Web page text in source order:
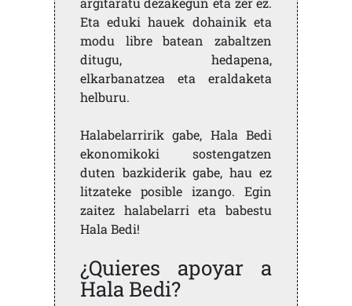
Eta eduki hauek dohainik eta
modu libre batean zabaltzen
ditugu, hedapena,
elkarbanatzea eta eraldaketa
helburu.
Halabelarririk gabe, Hala Bedi
ekonomikoki sostengatzen
duten bazkiderik gabe, hau ez
litzateke posible izango. Egin
zaitez halabelarri eta babestu
Hala Bedi!
¿Quieres apoyar a
Hala Bedi?